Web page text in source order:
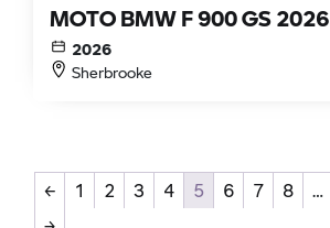
MOTO BMW F 900 GS 2026
2026
Sherbrooke
← 1 2 3 4 5 6 7 8 …